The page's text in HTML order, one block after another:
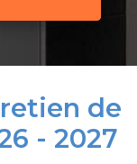
de
- 2027